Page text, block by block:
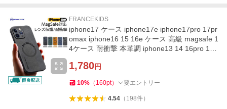
FRANCEKIDS
iphone17 ケース iphone17e iphone17pro 17pr
omax iphone16 15 16e ケース 高級 magsafe 1
4ケース 耐衝撃 本革調 iphone13 14 16pro 16p
1,780円
10% （ 160pt） 要エントリー
4.54（ 198件）